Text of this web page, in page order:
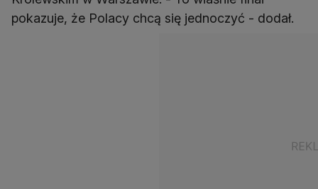
pokazuje, że Polacy chcą się jednoczyć - dodał.